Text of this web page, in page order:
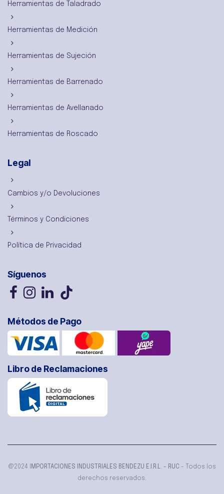
Herramientas de Taladrado
Herramientas de Medición
Herramientas de Sujeción
Herramientas de Barrenado
Herramientas de Avellanado
Herramientas de Roscado
Legal
Cambios y/o Devoluciones
Términos y Condiciones
Política de Privacidad
Síguenos
Métodos de Pago
Libro de Reclamaciones
@2024 I MPORTACIONES INDUSTRIALES BENDEZU E.I.R.L. - RUC - Todos los
derechos reservados.